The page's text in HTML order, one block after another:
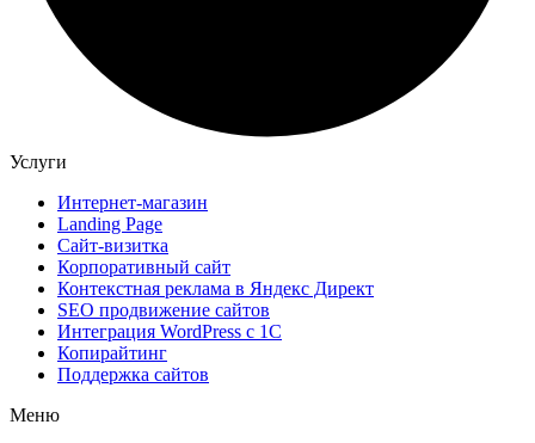
Услуги
Интернет-магазин
Landing Page
Сайт-визитка
Корпоративный сайт
Контекстная реклама в Яндекс Директ
SEO продвижение сайтов
Интеграция WordPress c 1C
Копирайтинг
Поддержка сайтов
Меню